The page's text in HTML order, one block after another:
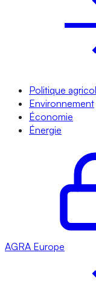
Politique
Environnement
Économie
Énergie
AGRA Europe